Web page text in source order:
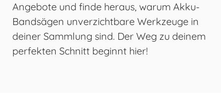
Angebote und finde heraus, warum Akku-
Bandsägen unverzichtbare Werkzeuge in
deiner Sammlung sind. Der Weg zu deinem
perfekten Schnitt beginnt hier!